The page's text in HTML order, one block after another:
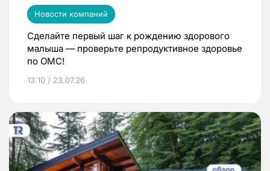
Новости компаний
Сделайте первый шаг к рождению здорового
малыша — проверьте репродуктивное здоровье
по ОМС!
13:10 / 23.07.26